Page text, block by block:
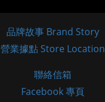
品牌故事 Brand Story
營業據點 Store Location
聯絡信箱
Facebook 專頁